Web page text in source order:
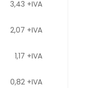
3,43 +IVA
2,07 +IVA
1,17 +IVA
0,82 +IVA